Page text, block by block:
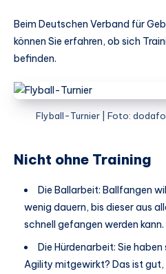
Beim Deutschen Verband für
können Sie erfahren, ob sich
befinden.
Flyball-Turnier | Foto:
Nicht ohne Training
Die Ballarbeit: Ballfangen
wenig dauern, bis dieser aus
schnell gefangen werden kann.
Die Hürdenarbeit: Sie
Agility mitgewirkt? Das ist gut,